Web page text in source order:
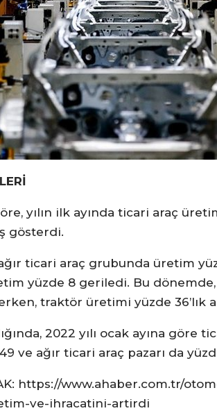
yılın ilk ayında ticari araç
gösterdi.
ticari araç grubunda üretim
yüzde 8 geriledi. Bu
traktör üretimi yüzde 36’lık
2022 yılı ocak ayına göre
ve ağır ticari araç pazarı da
https://www.ahaber.com.tr/
ve-ihracatini-artirdi